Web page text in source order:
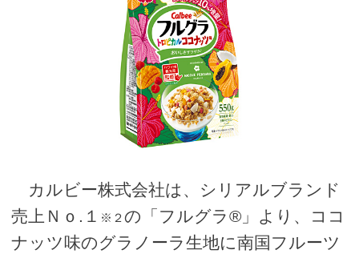
カルビー株式会社は、シリアルブランド
売上Ｎｏ.１ ※２ の「フルグラ®」より、ココ
ナッツ味のグラノーラ生地に南国フルーツ